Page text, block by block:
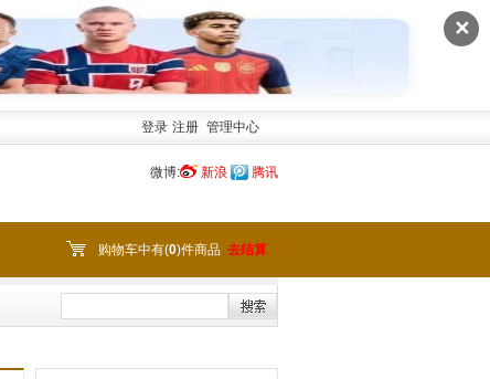
✕
登录 注册 管理中心
微博: 新浪 腾讯
购物车中有(0)件商品 去结算